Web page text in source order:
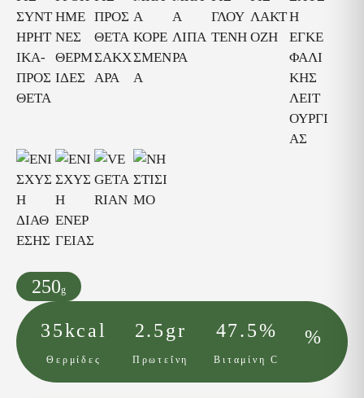
250g
35kcal
Θερμίδες
2.5gr
Πρωτεΐνη
47.5%
Βιταμίνη C
%